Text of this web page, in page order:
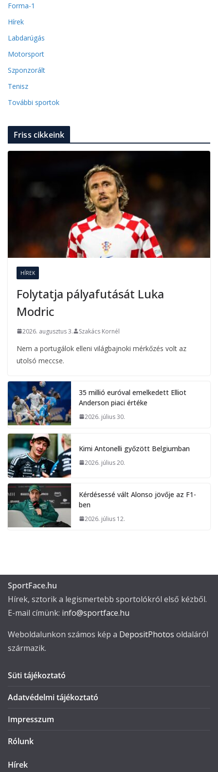
Forma-1
Hírek
Labdarúgás
Motorsport
Szponzorált
Tenisz
További sportok
Friss cikkeink
HÍREK
Folytatja pályafutását Luka
Modric
2026. augusztus 3. Szakács Kornél
Nem a portugálok elleni világbajnoki mérkőzés volt az
utolsó meccse.
35 millió euróval emelkedett Elliot
Anderson piaci értéke
2026. július 30.
Kimi Antonelli győzött Belgiumban
2026. július 20.
Kérdésessé vált Alonso jövője az F1-
ben
2026. július 12.
SportFace.hu
Hírek, sztorik a legismertebb sportolókról első kézből.
E-mail címünk: info@sportface.hu
Weboldalunkon számos kép a DepositPhotos oldaláról
származik.
Süti tájékoztató
Adatvédelmi tájékoztató
Impresszum
Rólunk
Hírek